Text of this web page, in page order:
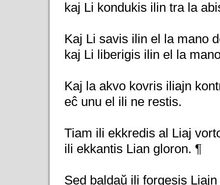
kaj Li kondukis ilin tra la
Kaj Li savis ilin el la mano
kaj Li liberigis ilin el la
Kaj la akvo kovris iliajn
eĉ unu el ili ne restis.
Tiam ili ekkredis al Liaj
ili ekkantis Lian gloron. ¶
Sed baldaŭ ili forgesis